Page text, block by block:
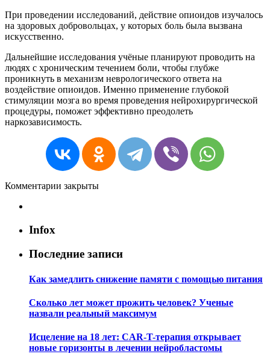
При проведении исследований, действие опиоидов изучалось
на здоровых добровольцах, у которых боль была вызвана
искусственно.
Дальнейшие исследования учёные планируют проводить на
людях с хроническим течением боли, чтобы глубже
проникнуть в механизм неврологического ответа на
воздействие опиоидов. Именно применение глубокой
стимуляции мозга во время проведения нейрохирургической
процедуры, поможет эффективно преодолеть
наркозависимость.
Комментарии закрыты
Infox
Последние записи
Как замедлить снижение памяти с помощью питания
Сколько лет может прожить человек? Ученые
назвали реальный максимум
Исцеление на 18 лет: CAR-T-терапия открывает
новые горизонты в лечении нейробластомы